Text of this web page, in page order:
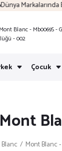
Markalarında
Çocuk
Mont
Mont Blanc